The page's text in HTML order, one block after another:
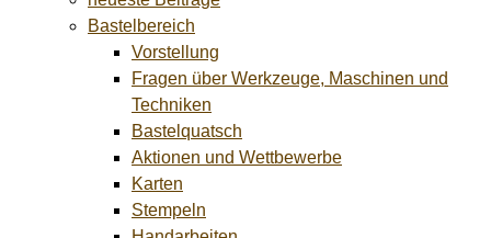
Bastelbereich
Vorstellung
Fragen über Werkzeuge, Maschinen und
Techniken
Bastelquatsch
Aktionen und Wettbewerbe
Karten
Stempeln